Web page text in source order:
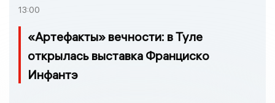
13:00
«Артефакты» вечности: в Туле
открылась выставка Франциско
Инфантэ